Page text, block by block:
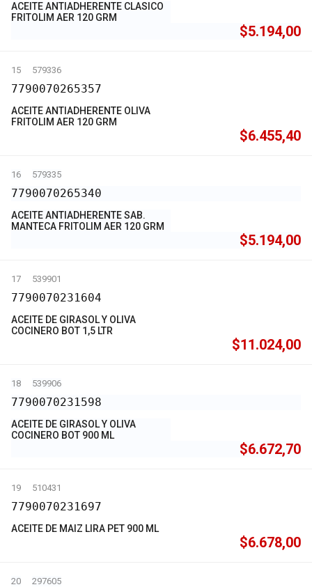
ACEITE ANTIADHERENTE CLASICO
FRITOLIM AER 120 GRM
$5.194,00
15 579336
7790070265357
ACEITE ANTIADHERENTE OLIVA
FRITOLIM AER 120 GRM
$6.455,40
16 579335
7790070265340
ACEITE ANTIADHERENTE SAB.
MANTECA FRITOLIM AER 120 GRM
$5.194,00
17 539901
7790070231604
ACEITE DE GIRASOL Y OLIVA
COCINERO BOT 1,5 LTR
$11.024,00
18 539906
7790070231598
ACEITE DE GIRASOL Y OLIVA
COCINERO BOT 900 ML
$6.672,70
19 510431
7790070231697
ACEITE DE MAIZ LIRA PET 900 ML
$6.678,00
20 297605